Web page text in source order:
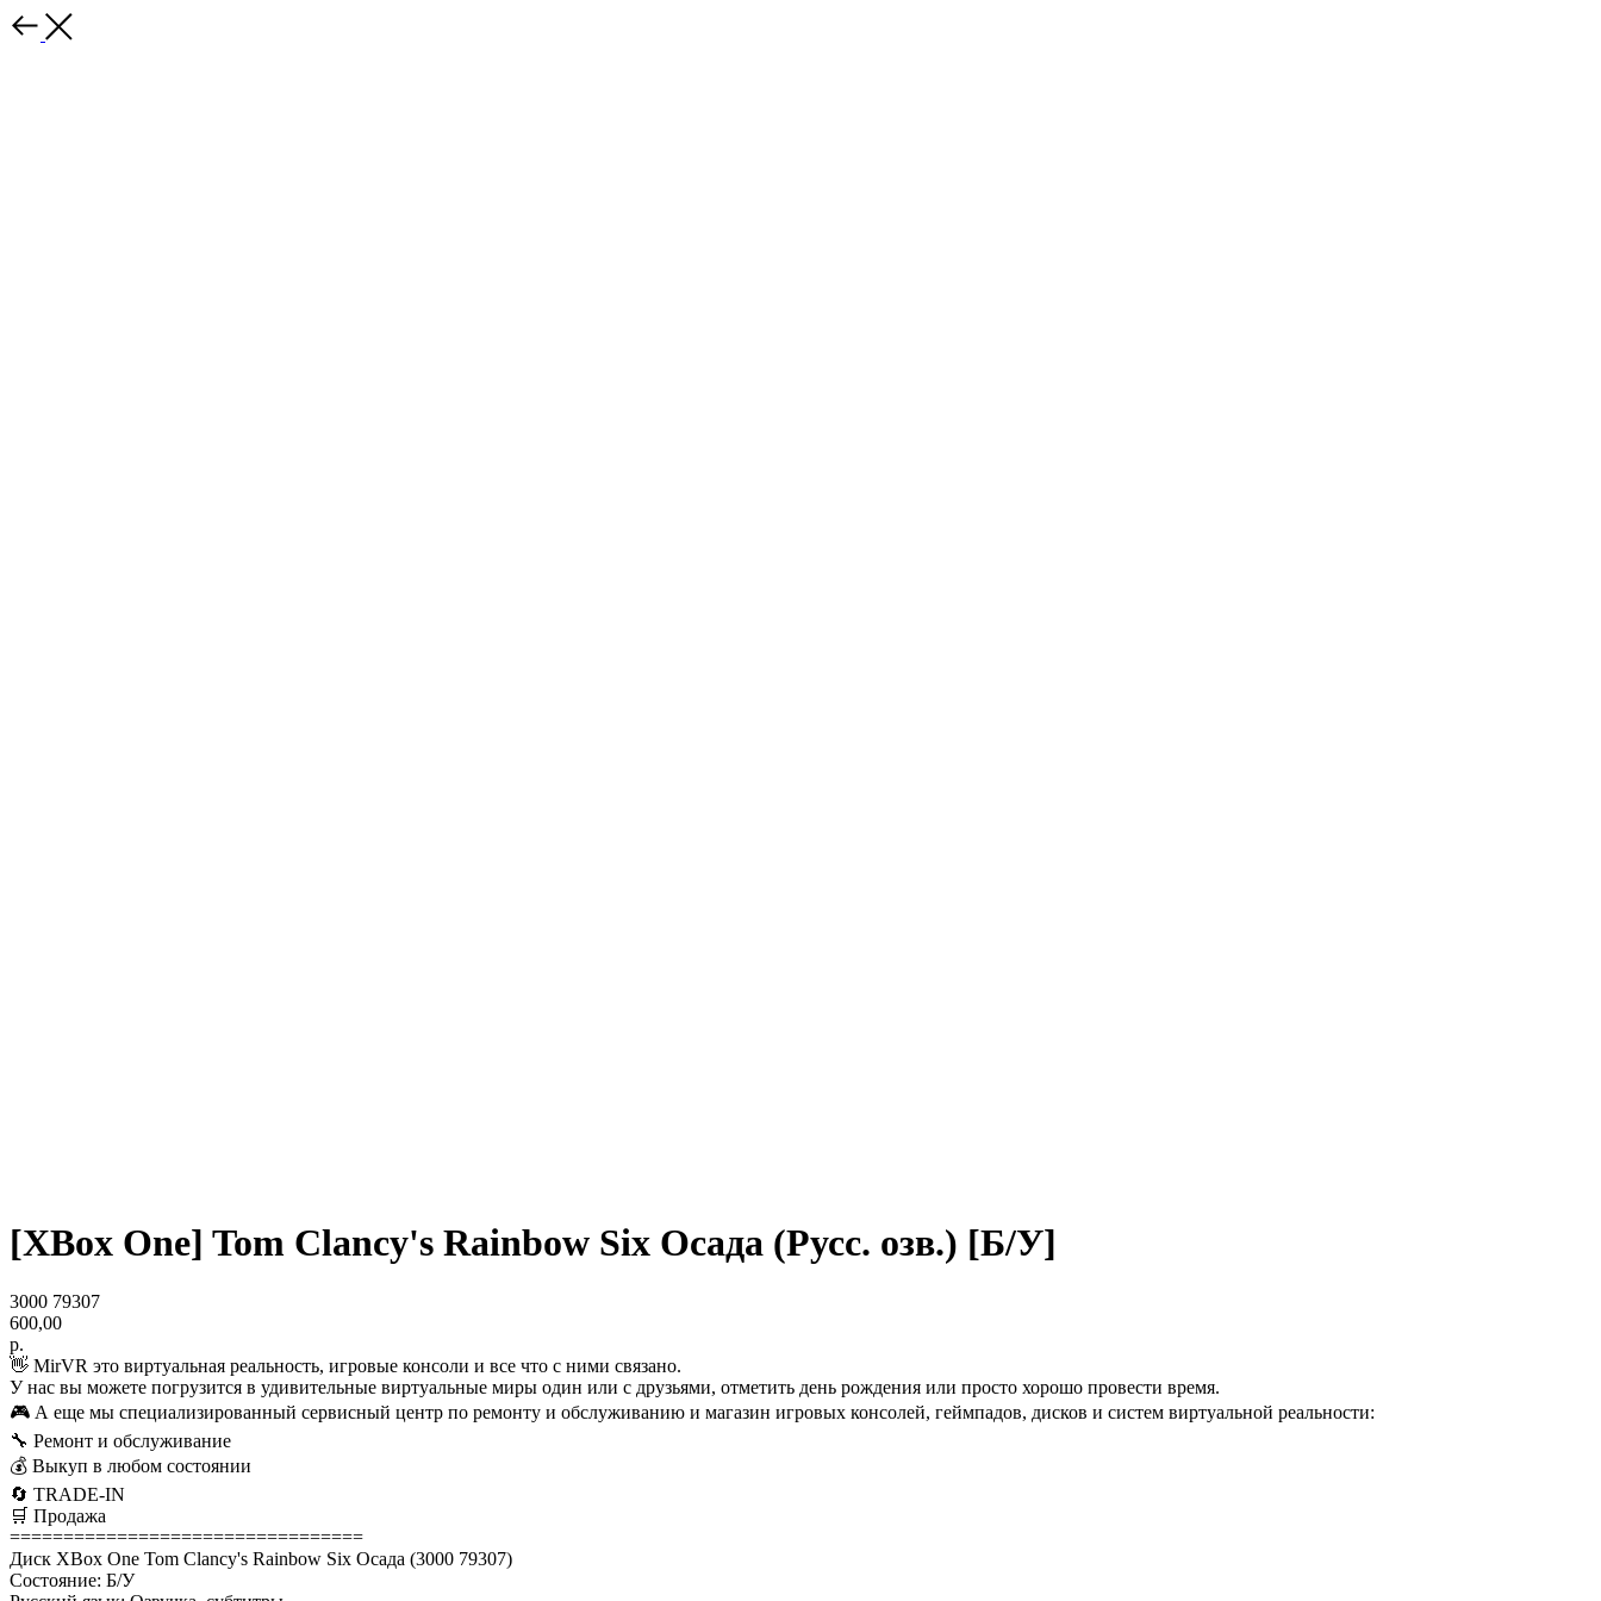
[XBox One] Tom Clancy's Rainbow Six Осада (Русс. озв.) [Б/У]
3000 79307
600,00
р.
👋 MirVR это виртуальная реальность, игровые консоли и все что с ними связано.
У нас вы можете погрузится в удивительные виртуальные миры один или с друзьями, отметить день рождения или просто хорошо провести время.
🎮 А еще мы специализированный сервисный центр по ремонту и обслуживанию и магазин игровых консолей, геймпадов, дисков и систем виртуальной реальности:
🔧 Ремонт и обслуживание
💰 Выкуп в любом состоянии
🔄 TRADE-IN
🛒 Продажа
=================================
Диск XBox One Tom Clancy's Rainbow Six Осада (3000 79307)
Состояние: Б/У